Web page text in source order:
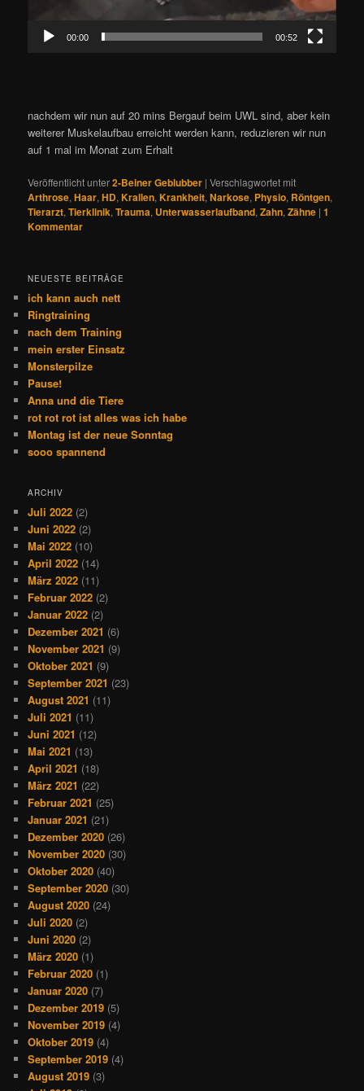
00:00 00:52
nachdem wir nun auf 20 mins Bergauf beim UWL sind, aber kein
weiterer Muskelaufbau erreicht werden kann, reduzieren wir nun
auf 1 mal im Monat zum Erhalt
Veröffentlicht unter2-Beiner Geblubber |Verschlagwortet mit
Arthrose,Haar,HD,Krallen,Krankheit,Narkose, Physio, Röntgen,
Tierarzt,Tierklinik,Trauma, Unterwasserlaufband,Zahn,Zähne |1
Kommentar
NEUESTE BEITRÄGE
ich kann auch nett
Ringtraining
nach dem Training
mein erster Einsatz
Monsterpilze
Pause!
Anna und die Tiere
rot rot rot ist alles was ich habe
Montag ist der neue Sonntag
sooo spannend
ARCHIV
Juli 2022 (2)
Juni 2022 (2)
Mai 2022 (10)
April 2022 (14)
März 2022 (11)
Februar 2022 (2)
Januar 2022 (2)
Dezember 2021 (6)
November 2021 (9)
Oktober 2021 (9)
September 2021 (23)
August 2021 (11)
Juli 2021 (11)
Juni 2021 (12)
Mai 2021 (13)
April 2021 (18)
März 2021 (22)
Februar 2021 (25)
Januar 2021 (21)
Dezember 2020 (26)
November 2020 (30)
Oktober 2020 (40)
September 2020 (30)
August 2020 (24)
Juli 2020 (2)
Juni 2020 (2)
März 2020 (1)
Februar 2020 (1)
Januar 2020 (7)
Dezember 2019 (5)
November 2019 (4)
Oktober 2019 (4)
September 2019 (4)
August 2019 (3)